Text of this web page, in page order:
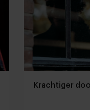
Krachtiger